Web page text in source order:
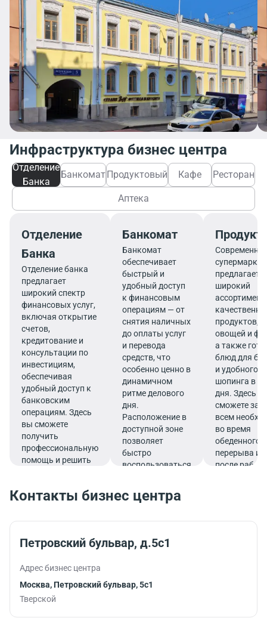
Инфраструктура бизнес центра
Отделение
Банка
БанкоматПродуктовый Кафе Ресторан
Аптека
Отделение
Банка
Отделение банка
предлагает
широкий спектр
финансовых услуг,
включая открытие
счетов,
кредитование и
консультации по
инвестициям,
обеспечивая
удобный доступ к
банковским
операциям. Здесь
вы сможете
получить
профессиональную
помощь и решить
комфортной
Банкомат
Банкомат
обеспечивает
быстрый и
удобный доступ
к финансовым
операциям — от
снятия наличных
до оплаты услуг
и перевода
средств, что
особенно ценно в
динамичном
ритме делового
дня.
Расположение в
доступной зоне
позволяет
быстро
воспользоваться
супермаркет
предлагает
широкий
ассортимент
продуктов,
овощей и
а также
блюд для
и удобного
шопинга в
дня. Здесь
сможете
всем
во время
обеденного
перерыва
после
Контакты бизнес центра
Петровский бульвар, д.5с1
Адрес бизнес центра
Москва, Петровский бульвар, 5с1
Тверской